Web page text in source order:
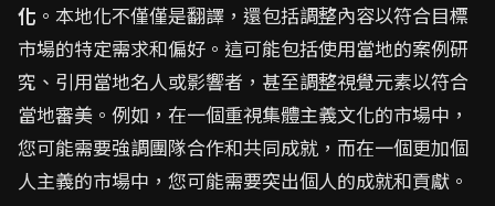
化 。本地化不僅僅是翻譯，還包括調整內容以符合目標
市場的特定需求和偏好。這可能包括使用當地的案例研
究、引用當地名人或影響者，甚至調整視覺元素以符合
當地審美。例如，在一個重視集體主義文化的市場中，
您可能需要強調團隊合作和共同成就，而在一個更加個
人主義的市場中，您可能需要突出個人的成就和貢獻。